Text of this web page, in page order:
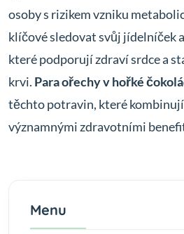
osoby s rizikem vzniku
klíčové sledovat svůj jídelníček
které podporují zdraví srdce a
krvi. Para ořechy v hořké
těchto potravin, které
významnými zdravotními
Menu